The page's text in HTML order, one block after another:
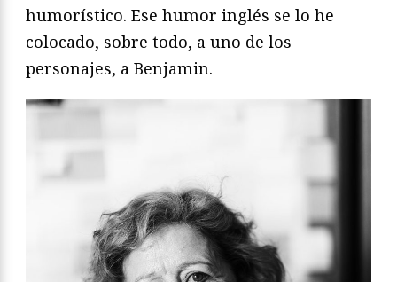
humorístico. Ese humor inglés se lo he
colocado, sobre todo, a uno de los
personajes, a Benjamin.